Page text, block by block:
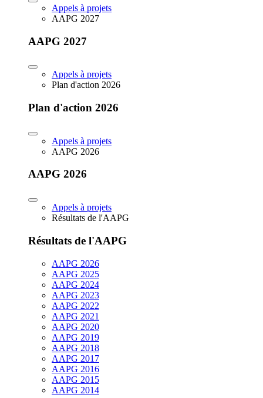
Appels à projets
AAPG 2027
AAPG 2027
Appels à projets
Plan d'action 2026
Plan d'action 2026
Appels à projets
AAPG 2026
AAPG 2026
Appels à projets
Résultats de l'AAPG
Résultats de l'AAPG
AAPG 2026
AAPG 2025
AAPG 2024
AAPG 2023
AAPG 2022
AAPG 2021
AAPG 2020
AAPG 2019
AAPG 2018
AAPG 2017
AAPG 2016
AAPG 2015
AAPG 2014